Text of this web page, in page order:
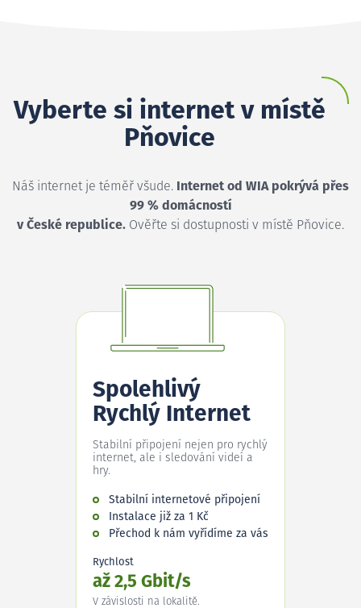
Vyberte si internet v místě
Pňovice
Náš internet je téměř všude. Internet od WIA pokrývá přes
99 % domácností
v České republice. Ověřte si dostupnosti v místě Pňovice.
Spolehlivý
Rychlý Internet
Stabilní připojení nejen pro rychlý
internet, ale i sledování videí a
hry.
Stabilní internetové připojení
Instalace již za 1 Kč
Přechod k nám vyřídíme za vás
Rychlost
až 2,5 Gbit/s
V závislosti na lokalitě.